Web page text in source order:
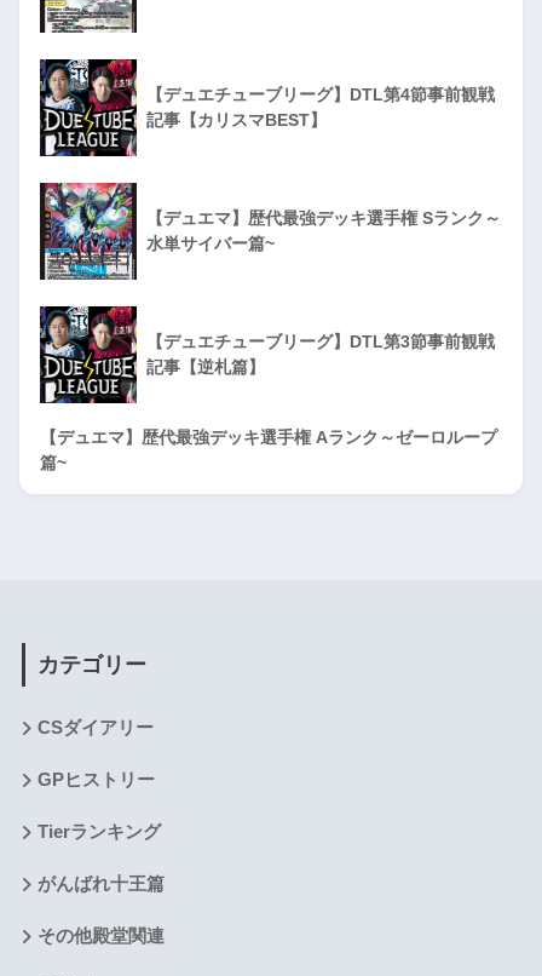
【デュエチューブリーグ】DTL第4節事前観戦
記事【カリスマBEST】
【デュエマ】歴代最強デッキ選手権 Sランク～
水単サイバー篇~
【デュエチューブリーグ】DTL第3節事前観戦
記事【逆札篇】
【デュエマ】歴代最強デッキ選手権 Aランク～ゼーロループ
篇~
カテゴリー
CSダイアリー
GPヒストリー
Tierランキング
がんばれ十王篇
その他殿堂関連